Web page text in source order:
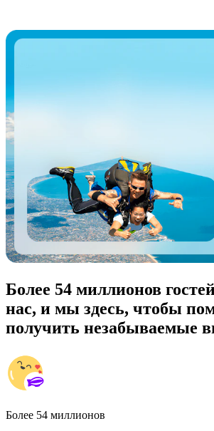
Более 54 миллионов
нас, и мы здесь, чтобы
получить незабываемые
Более 54 миллионов